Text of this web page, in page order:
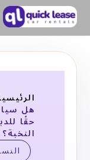
حقًا
النخبة؟